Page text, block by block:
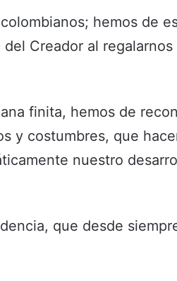
hemos de
Creador al regalarnos
finita, hemos de
y costumbres, que
nuestro
que desde